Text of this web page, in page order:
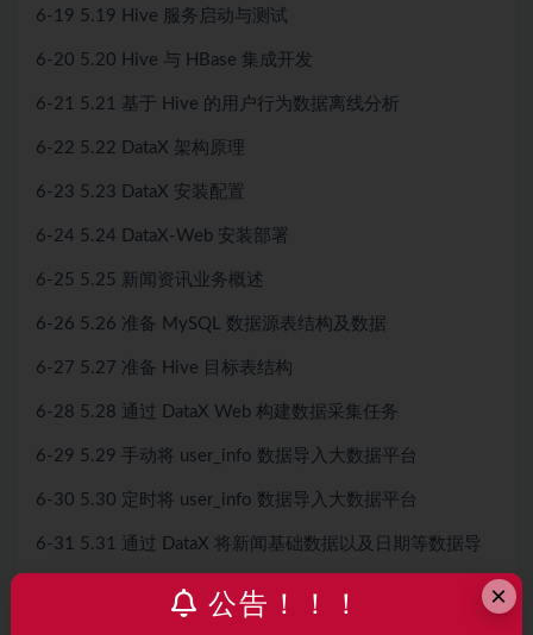
6-19 5.19 Hive 服务启动与测试
6-20 5.20 Hive 与 HBase 集成开发
6-21 5.21 基于 Hive 的用户行为数据离线分析
6-22 5.22 DataX 架构原理
6-23 5.23 DataX 安装配置
6-24 5.24 DataX-Web 安装部署
6-25 5.25 新闻资讯业务概述
6-26 5.26 准备 MySQL 数据源表结构及数据
6-27 5.27 准备 Hive 目标表结构
6-28 5.28 通过 DataX Web 构建数据采集任务
6-29 5.29 手动将 user_info 数据导入大数据平台
6-30 5.30 定时将 user_info 数据导入大数据平台
6-31 5.31 通过 DataX 将新闻基础数据以及日期等数据导
6-32 5.32 统一导入大数据平台的数据日期 ×
公告！！！